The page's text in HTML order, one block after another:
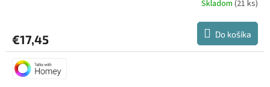
je
5,0
z
5
Skladom(21 ks)
€17,45 Do košíka